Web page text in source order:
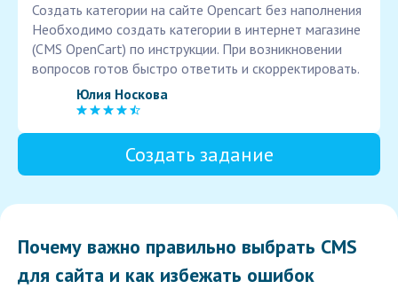
Создать категории на сайте Opencart без наполнения
Необходимо создать категории в интернет магазине
(CMS OpenCart) по инструкции. При возникновении
вопросов готов быстро ответить и скорректировать.
Юлия Носкова
Создать задание
Почему важно правильно выбрать CMS
для сайта и как избежать ошибок